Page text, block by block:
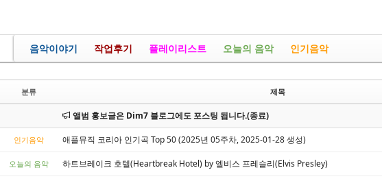
음악이야기 작업후기 플레이리스트 오늘의 음악 인기음악
분류 제목
앨범 홍보글은 Dim7 블로그에도 포스팅 됩니다.(종료)
인기음악 애플뮤직 코리아 인기곡 Top 50 (2025년 05주차, 2025-01-28 생성)
오늘의 음악 하트브레이크 호텔(Heartbreak Hotel) by 엘비스 프레슬리(Elvis Presley)